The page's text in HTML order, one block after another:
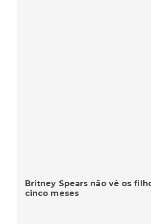
Britney Spears não vê os
cinco meses